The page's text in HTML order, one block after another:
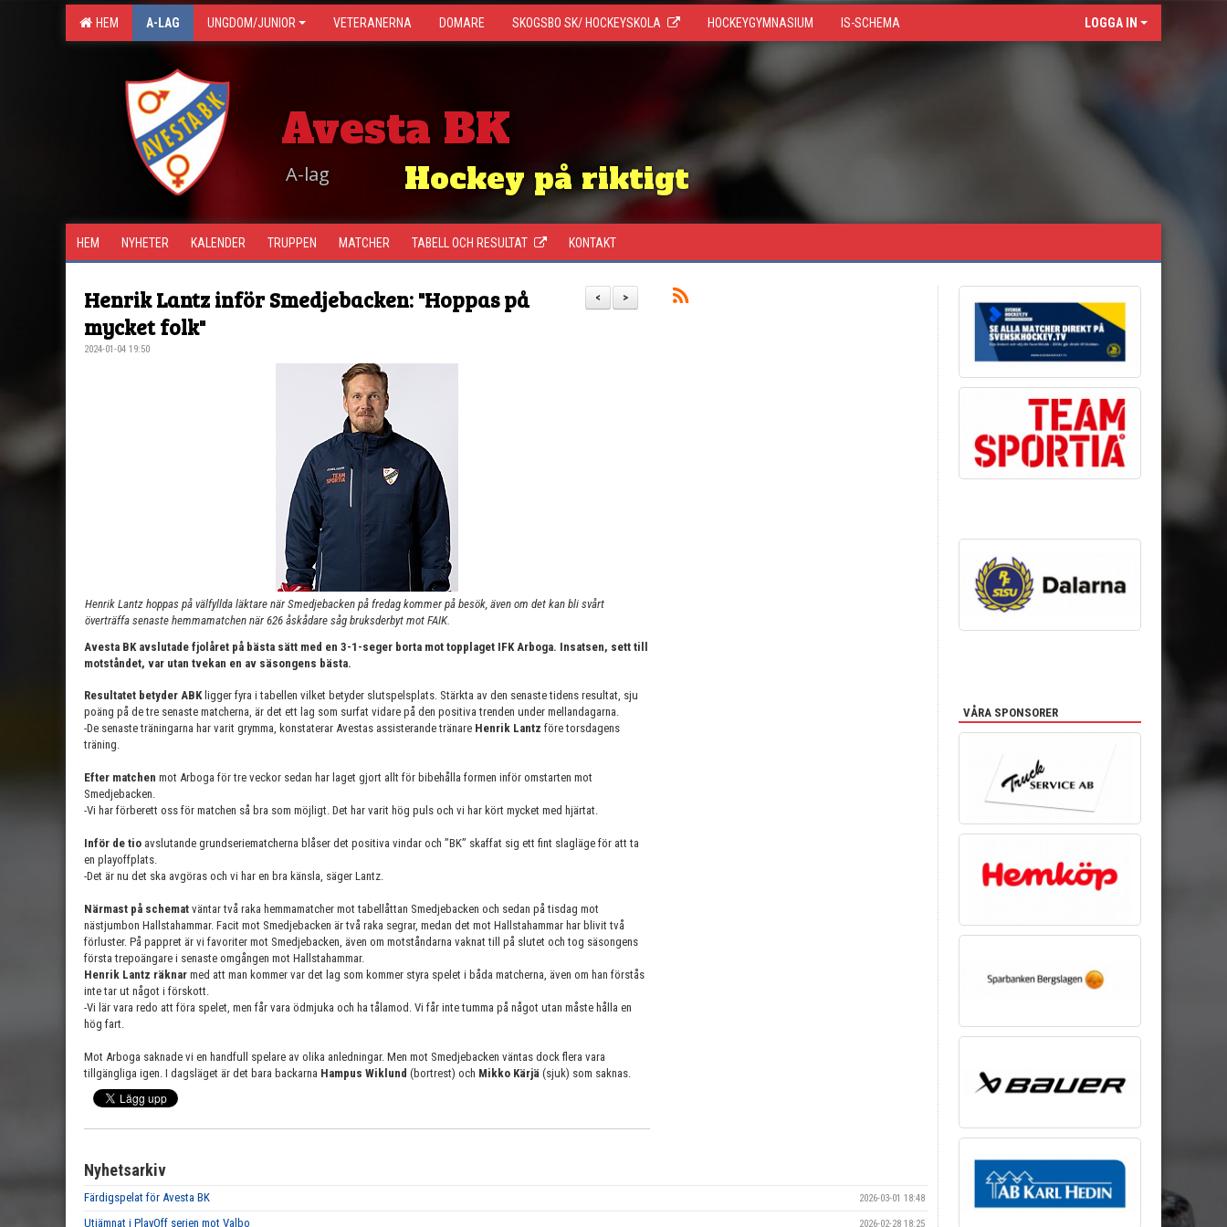
HEM A-LAG UNGDOM/JUNIOR VETERANERNA DOMARE SKOGSBO SK/ HOCKEYSKOLA HOCKEYGYMNASIUM IS-SCHEMA LOGGA IN
Avesta BK
Hockey på riktigt
A-lag
HEM NYHETER KALENDER TRUPPEN MATCHER TABELL OCH RESULTAT KONTAKT
>
<
Henrik Lantz inför Smedjebacken: "Hoppas på
mycket folk"
2024-01-04 19:50
Henrik Lantz hoppas på välfyllda läktare när Smedjebacken på fredag kommer på besök, även om det kan bli svårt
överträffa senaste hemmamatchen när 626 åskådare såg bruksderbyt mot FAIK.
Avesta BK avslutade fjolåret på bästa sätt med en 3-1-seger borta mot topplaget IFK Arboga. Insatsen, sett till
motståndet, var utan tvekan en av säsongens bästa.
Resultatet betyder ABKligger fyra i tabellen vilket betyder slutspelsplats. Stärkta av den senaste tidens resultat, sju
poäng på de tre senaste matcherna, är det ett lag som surfat vidare på den positiva trenden under mellandagarna.
-De senaste träningarna har varit grymma, konstaterar Avestas assisterande tränare Henrik Lantz före torsdagens
träning.
Efter matchen mot Arboga för tre veckor sedan har laget gjort allt för bibehålla formen inför omstarten mot
Smedjebacken.
-Vi har förberett oss för matchen så bra som möjligt. Det har varit hög puls och vi har kört mycket med hjärtat.
Inför de tio avslutande grundseriematcherna blåser det positiva vindar och ”BK” skaffat sig ett fint slagläge för att ta
en playoffplats.
-Det är nu det ska avgöras och vi har en bra känsla, säger Lantz.
Närmast på schemat väntar två raka hemmamatcher mot tabellåttan Smedjebacken och sedan på tisdag mot
nästjumbon Hallstahammar. Facit mot Smedjebacken är två raka segrar, medan det mot Hallstahammar har blivit två
förluster. På pappret är vi favoriter mot Smedjebacken, även om motståndarna vaknat till på slutet och tog säsongens
första trepoängare i senaste omgången mot Hallstahammar.
Henrik Lantz räknar med att man kommer var det lag som kommer styra spelet i båda matcherna, även om han förstås
inte tar ut något i förskott.
-Vi lär vara redo att föra spelet, men får vara ödmjuka och ha tålamod. Vi får inte tumma på något utan måste hålla en
hög fart.
Mot Arboga saknade vi en handfull spelare av olika anledningar. Men mot Smedjebacken väntas dock flera vara
tillgängliga igen. I dagsläget är det bara backarna Hampus Wiklund (bortrest) och Mikko Kärjä (sjuk) som saknas.
Nyhetsarkiv
Färdigspelat för Avesta BK 2026-03-01 18:48
Utjämnat i PlayOff serien mot Valbo 2026-02-28 18:25
VÅRA SPONSORER